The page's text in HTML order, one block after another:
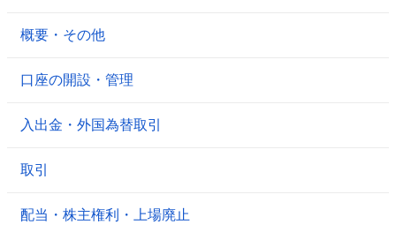
概要・その他
口座の開設・管理
入出金・外国為替取引
取引
配当・株主権利・上場廃止